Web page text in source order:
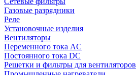
Газовые разрядники
Реле
Установочные изделия
Вентиляторы
Переменного тока AC
Постоянного тока DC
Решетки и фильтры для вентиляторов